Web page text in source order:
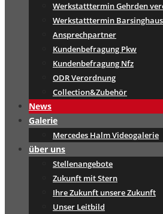
Werkstatttermin Gehrden
Werkstatttermin
Ansprechpartner
Kundenbefragung Pkw
Kundenbefragung Nfz
ODR Verordnung
Collection&Zubehör
News
Galerie
Mercedes Halm Videogalerie
über uns
Stellenangebote
Zukunft mit Stern
Ihre Zukunft unsere Zukunft
Unser Leitbild